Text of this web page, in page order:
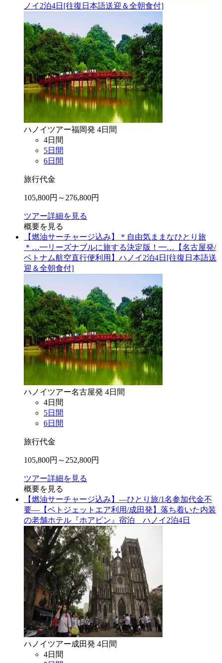
ノイ2泊4日[往復日本語送迎＆全朝食付]
ハノイ ツアー福岡発 4日間
4日間
5日間
6日間
旅行代金
105,800円～ 276,800円
ツアー詳細を見る
概要を見る
【燃油サーチャージ込み】＊自由気ままなひとり旅
＊…━リーズナブルに旅する決定版！━…【名古屋発/
ベトナム航空直行便利用】ハノイ2泊4日[往復日本語送
迎＆全朝食付]
ハノイ ツアー名古屋発 4日間
4日間
5日間
6日間
旅行代金
105,800円～ 252,800円
ツアー詳細を見る
概要を見る
【燃油サーチャージ込み】―ひとり旅/1名参加代金不
要―【ベトジェットエア利用/成田発】落ち着いた内装
の老舗ホテル『ホアビン』宿泊 ハノイ2泊4日
ハノイ ツアー成田発 4日間
4日間